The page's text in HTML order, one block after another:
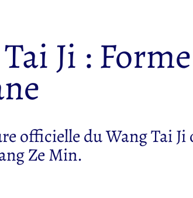
Ji :
officielle du Wang Tai Ji
Ze Min.